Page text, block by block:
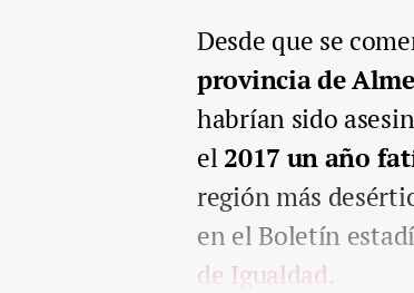
Desde que se
provincia de
habrían sido
el 2017 un año
región más
en el Boletín
de Igualdad.